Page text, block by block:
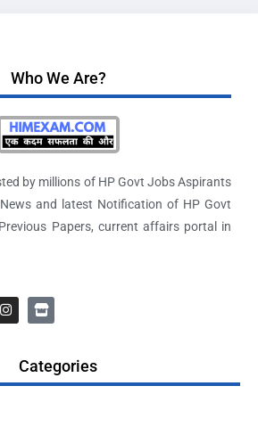
Who We Are?
by millions of HP Govt Jobs Aspirants
and latest Notification of HP Govt
Papers, current affairs portal in
Categories